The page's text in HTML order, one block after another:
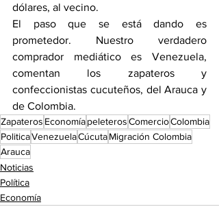
dólares, al vecino.
El paso que se está dando es
prometedor. Nuestro verdadero
comprador mediático es Venezuela,
comentan los zapateros y
confeccionistas cucuteños, del Arauca y
de Colombia.
Zapateros EconomíapeleterosComercioColombia
PoliticaVenezuelaCúcutaMigración Colombia
Arauca
Noticias
Política
Economía